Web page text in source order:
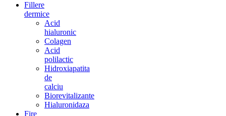
Fillere
dermice
Acid
hialuronic
Colagen
Acid
polilactic
Hidroxiapatita
de
calciu
Biorevitalizante
Hialuronidaza
Fire